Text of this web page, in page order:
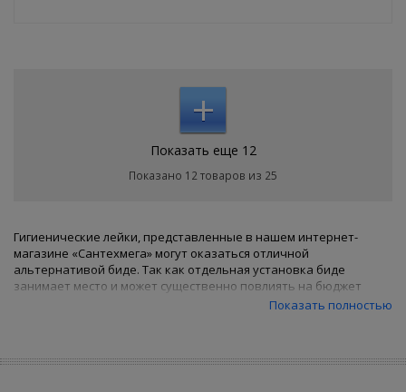
+
Показать еще 12
Показано 12 товаров из 25
Гигиенические лейки, представленные в нашем интернет-
магазине «Сантехмега» могут оказаться отличной
альтернативой биде. Так как отдельная установка биде
занимает место и может существенно повлиять на бюджет
среднестатистической российской семьи, мы предлагаем Вам
кнопку, из отдельного отверстия в душевой лейке подается
Показать полностью